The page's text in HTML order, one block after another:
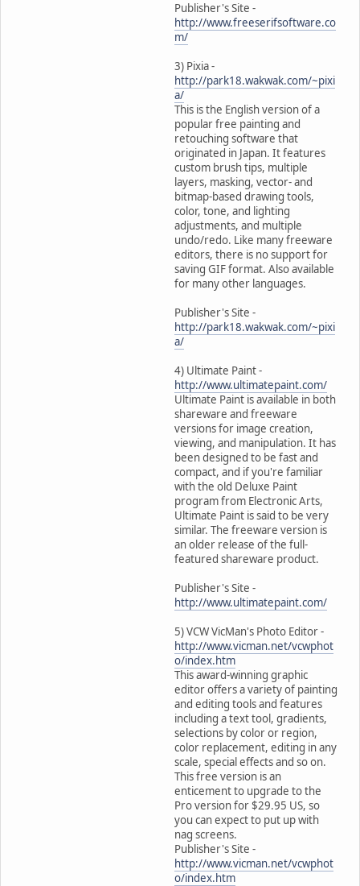
Publisher's Site -
http://www.freeserifsoftware.co
m/
3) Pixia -
http://park18.wakwak.com/~pixi
a/
This is the English version of a
popular free painting and
retouching software that
originated in Japan. It features
custom brush tips, multiple
layers, masking, vector- and
bitmap-based drawing tools,
color, tone, and lighting
adjustments, and multiple
undo/redo. Like many freeware
editors, there is no support for
saving GIF format. Also available
for many other languages.
Publisher's Site -
http://park18.wakwak.com/~pixi
a/
4) Ultimate Paint -
http://www.ultimatepaint.com/
Ultimate Paint is available in both
shareware and freeware
versions for image creation,
viewing, and manipulation. It has
been designed to be fast and
compact, and if you're familiar
with the old Deluxe Paint
program from Electronic Arts,
Ultimate Paint is said to be very
similar. The freeware version is
an older release of the full-
featured shareware product.
Publisher's Site -
http://www.ultimatepaint.com/
5) VCW VicMan's Photo Editor -
http://www.vicman.net/vcwphot
o/index.htm
This award-winning graphic
editor offers a variety of painting
and editing tools and features
including a text tool, gradients,
selections by color or region,
color replacement, editing in any
scale, special effects and so on.
This free version is an
enticement to upgrade to the
Pro version for $29.95 US, so
you can expect to put up with
nag screens.
Publisher's Site -
http://www.vicman.net/vcwphot
o/index.htm